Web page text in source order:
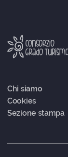
Chi siamo
Cookies
Sezione stampa